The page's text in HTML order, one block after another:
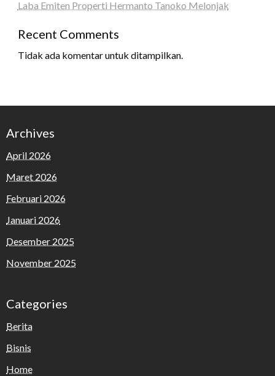
Laba Emiten Properti Hermanto Tanoko Melonjak
Recent Comments
Tidak ada komentar untuk ditampilkan.
Archives
April 2026
Maret 2026
Februari 2026
Januari 2026
Desember 2025
November 2025
Categories
Berita
Bisnis
Home